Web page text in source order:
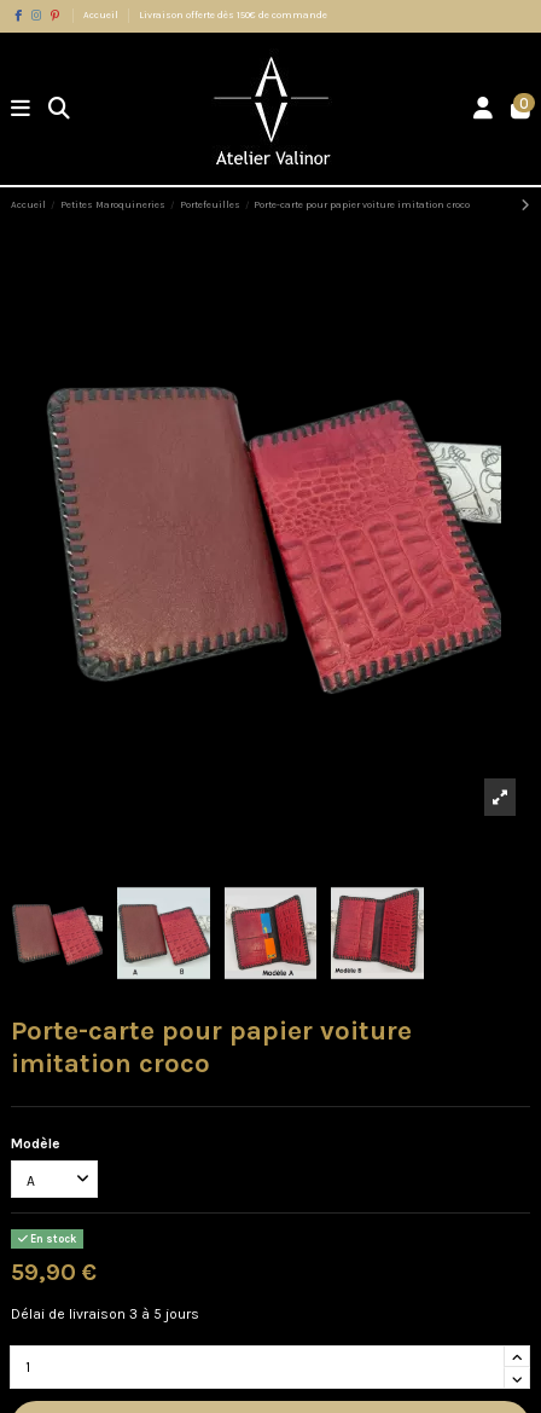
Accueil Livraison offerte dès 150€ de commande
0
Accueil Petites Maroquineries Portefeuilles Porte-carte pour papier voiture imitation croco
Porte-carte pour papier voiture
imitation croco
Modèle
En stock
59,90 €
Délai de livraison 3 à 5 jours